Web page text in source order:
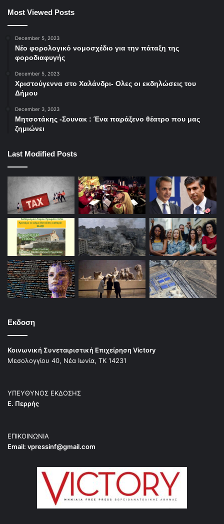
Most Viewed Posts
December 5, 2023
Νέο φορολογικό νομοσχέδιο για την πάταξη της
φοροδιαφυγής
December 5, 2023
Χριστούγεννα στο Χαλάνδρι- Ολες οι εκδηλώσεις του
Δήμου
December 3, 2023
Μητσοτάκης -Σουνακ : Ένα παράξενο θέατρο που μας
ζημιώνει
Last Modified Posts
Εκδοση
Κοινωνική Συνεταιριστική Επιχείρηση Victory
Μεσολογγίου 40, Νέα Ιωνία, ΤΚ 14231
ΥΠΕΥΘΥΝΟΣ ΕΚΔΟΣΗΣ
Ε. Περρής
ΕΠΙΚΟΙΝΩΝΙΑ
Email: vpressinf@gmail.com